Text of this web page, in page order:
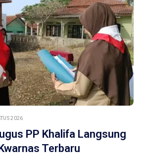
2026
PP Khalifa Langsung
Terbaru